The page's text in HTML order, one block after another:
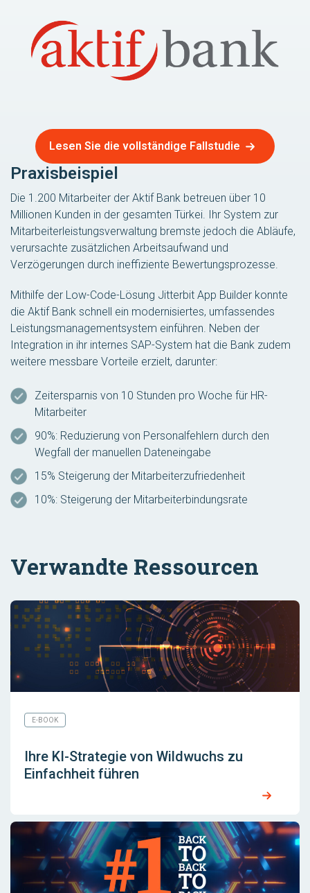
Lesen Sie die vollständige Fallstudie
Praxisbeispiel
Die 1.200 Mitarbeiter der Aktif Bank betreuen über 10
Millionen Kunden in der gesamten Türkei. Ihr System zur
Mitarbeiterleistungsverwaltung bremste jedoch die Abläufe,
verursachte zusätzlichen Arbeitsaufwand und
Verzögerungen durch ineffiziente Bewertungsprozesse.
Mithilfe der Low-Code-Lösung Jitterbit App Builder konnte
die Aktif Bank schnell ein modernisiertes, umfassendes
Leistungsmanagementsystem einführen. Neben der
Integration in ihr internes SAP-System hat die Bank zudem
weitere messbare Vorteile erzielt, darunter:
Zeitersparnis von 10 Stunden pro Woche für HR-
Mitarbeiter
90%: Reduzierung von Personalfehlern durch den
Wegfall der manuellen Dateneingabe
15% Steigerung der Mitarbeiterzufriedenheit
10%: Steigerung der Mitarbeiterbindungsrate
Verwandte Ressourcen
E-BOOK
Ihre KI-Strategie von Wildwuchs zu
Einfachheit führen